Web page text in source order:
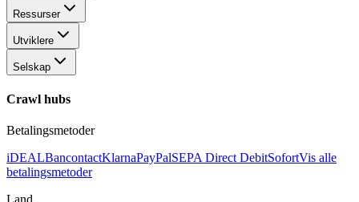
Ressurser
Utviklere
Selskap
Crawl hubs
Betalingsmetoder
iDEALBancontactKlarnaPayPalSEPA Direct DebitSofortVis alle
betalingsmetoder